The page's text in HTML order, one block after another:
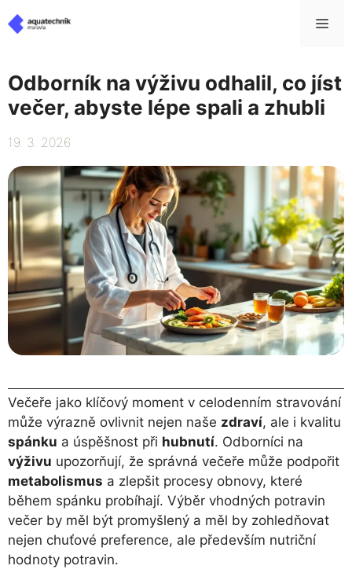
na
Odborník na výživu odhalil, co jíst
večer, abyste lépe spali a zhubli
19. 3. 2026
Večeře jako klíčový moment v celodenním stravování
může výrazně ovlivnit nejen naše zdraví, ale i kvalitu
spánku a úspěšnost při hubnutí. Odborníci na
výživu upozorňují, že správná večeře může podpořit
metabolismus a zlepšit procesy obnovy, které
během spánku probíhají. Výběr vhodných potravin
večer by měl být promyšlený a měl by zohledňovat
nejen chuťové preference, ale především nutriční
hodnoty potravin.